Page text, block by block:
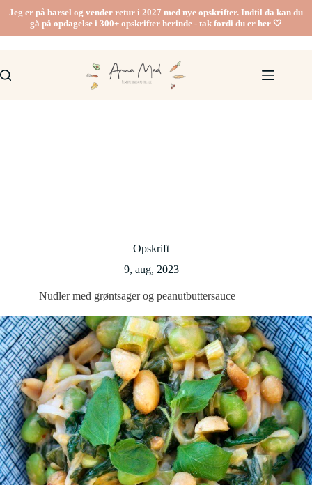
indhold
Jeg er på barsel og vender retur i 2027 med nye opskrifter. Indtil da kan du
gå på opdagelse i 300+ opskrifter herinde - tak fordi du er her 🤍
Opskrift
9, aug, 2023
Nudler med grøntsager og peanutbuttersauce